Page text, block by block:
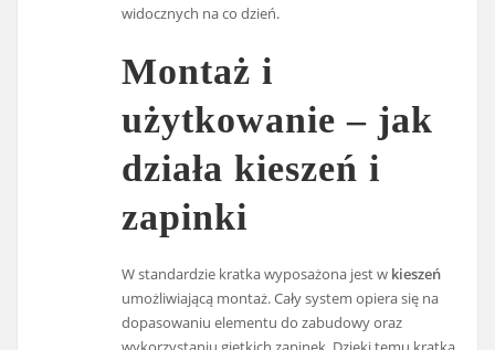
widocznych na co dzień.
Montaż i
użytkowanie – jak
działa kieszeń i
zapinki
W standardzie kratka wyposażona jest w kieszeń
umożliwiającą montaż. Cały system opiera się na
dopasowaniu elementu do zabudowy oraz